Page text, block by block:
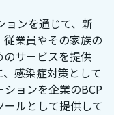
ョンを通じて、新
業員やその家族の
サービスを提供
感染症対策として
ョンを企業のBCP
ルとして提供して